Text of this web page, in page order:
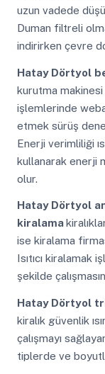
uzun vadede
Duman filtreli
indirirken çevre
Hatay Dörtyol
kurutma
işlemlerinde
etmek sürüş
Enerji verimliliği
kullanarak enerji
olur.
Hatay Dörtyol
kiralama
ise kiralama
Isıtıcı kiralamak
şekilde
Hatay Dörtyol
kiralık güvenlik
çalışmayı
tiplerde ve